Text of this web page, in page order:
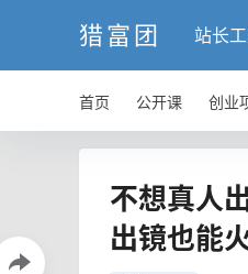
猎富团 站长
首页 公开课 创业
不想真人
出镜也能火